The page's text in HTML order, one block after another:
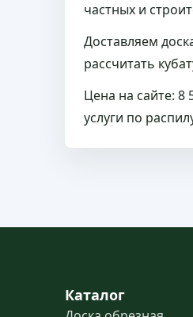
частных и
Доставляем
рассчитать
Цена на сайте: 8
услуги по
Каталог